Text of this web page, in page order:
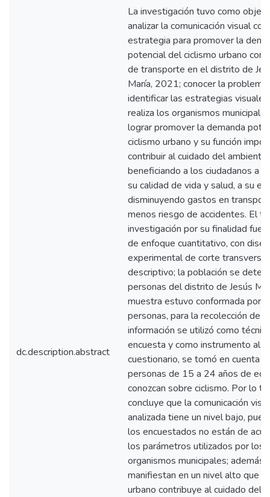
dc.description.abstract
La investigación tuvo como
analizar la comunicación visual
estrategia para promover la
potencial del ciclismo urbano
de transporte en el distrito de
María, 2021; conocer la
identificar las estrategias
realiza los organismos
lograr promover la demanda
ciclismo urbano y su función
contribuir al cuidado del ambiente,
beneficiando a los ciudadanos a
su calidad de vida y salud, a su
disminuyendo gastos en
menos riesgo de accidentes. El
investigación por su finalidad fue
de enfoque cuantitativo, con
experimental de corte
descriptivo; la población se
personas del distrito de Jesús
muestra estuvo conformada por
personas, para la recolección de
información se utilizó como
encuesta y como instrumento al
cuestionario, se tomó en cuenta a
personas de 15 a 24 años de
conozcan sobre ciclismo. Por lo
concluye que la comunicación
analizada tiene un nivel bajo,
los encuestados no están de
los parámetros utilizados por los
organismos municipales; además
manifiestan en un nivel alto que
urbano contribuye al cuidado del